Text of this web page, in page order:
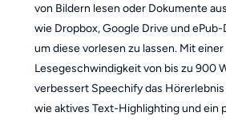
von Bildern lesen oder Dokumente
wie Dropbox, Google Drive und
um diese vorlesen zu lassen. Mit einer
Lesegeschwindigkeit von bis zu 900
verbessert Speechify das
wie aktives Text-Highlighting und ein